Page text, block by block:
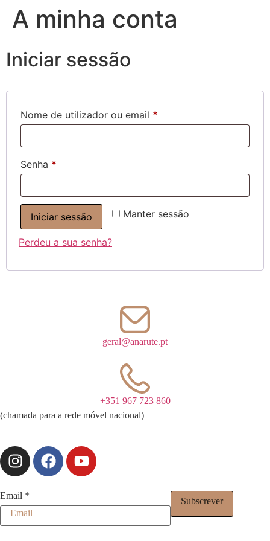
A minha conta
Iniciar sessão
Nome de utilizador ou email *
Senha *
Manter sessão
Iniciar sessão
Perdeu a sua senha?
geral@anarute.pt
+351 967 723 860
(chamada para a rede móvel nacional)
Layout
Email
Email *
Subscrever